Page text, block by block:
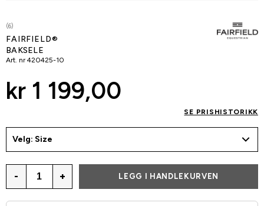
(6)
FAIRFIELD®
BAKSELE
Art. nr 420425-10
kr 1 199,00
SE PRISHISTORIKK
Velg: Size
- + LEGG I HANDLEKURVEN